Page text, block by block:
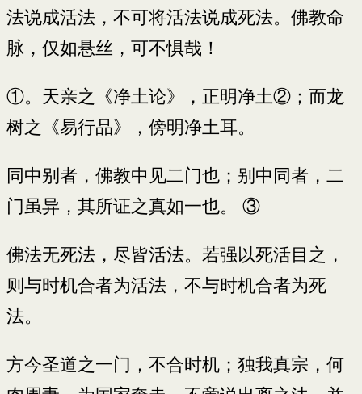
法说成活法，不可将活法说成死法。佛教命
脉，仅如悬丝，可不惧哉！
①。天亲之《净土论》，正明净土②；而龙
树之《易行品》，傍明净土耳。
同中别者，佛教中见二门也；别中同者，二
门虽异，其所证之真如一也。 ③
佛法无死法，尽皆活法。若强以死活目之，
则与时机合者为活法，不与时机合者为死
法。
方今圣道之一门，不合时机；独我真宗，何